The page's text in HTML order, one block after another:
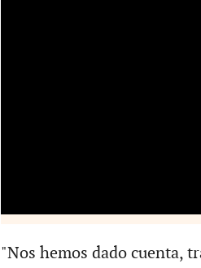
"Nos hemos dado cuenta,